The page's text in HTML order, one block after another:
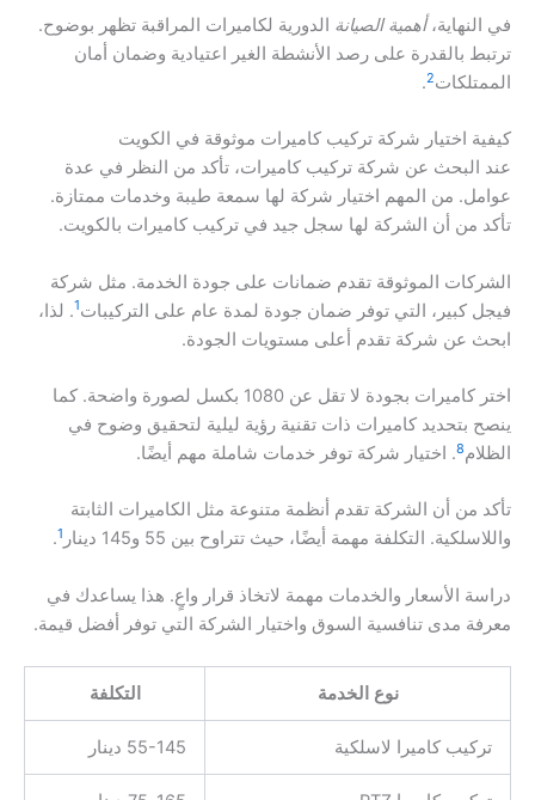
في النهاية،أهمية الصيانة الدورية لكاميرات المراقبة تظهر بوضوح.
ترتبط بالقدرة على رصد الأنشطة الغير اعتيادية وضمان أمان
الممتلكات2
.
كيفية اختيار شركة تركيب كاميرات موثوقة في الكويت
عند البحث عن شركة تركيب كاميرات، تأكد من النظر في عدة
عوامل. من المهم اختيار شركة لها سمعة طيبة وخدمات ممتازة.
تأكد من أن الشركة لها سجل جيد في تركيب كاميرات بالكويت.
الشركات الموثوقة تقدم ضمانات على جودة الخدمة. مثل شركة
فيجل كبير، التي توفر ضمان جودة لمدة عام على التركيبات1. لذا،
ابحث عن شركة تقدم أعلى مستويات الجودة.
اختر كاميرات بجودة لا تقل عن 1080 بكسل لصورة واضحة. كما
ينصح بتحديد كاميرات ذات تقنية رؤية ليلية لتحقيق وضوح في
الظلام8. اختيار شركة توفر خدمات شاملة مهم أيضًا.
تأكد من أن الشركة تقدم أنظمة متنوعة مثل الكاميرات الثابتة
واللاسلكية. التكلفة مهمة أيضًا، حيث تتراوح بين 55 و145 دينار
1
.
دراسة الأسعار والخدمات مهمة لاتخاذ قرار واعٍ. هذا يساعدك في
معرفة مدى تنافسية السوق واختيار الشركة التي توفر أفضل قيمة.
نوع الخدمة التكلفة
تركيب كاميرا لاسلكية 55-145 دينار